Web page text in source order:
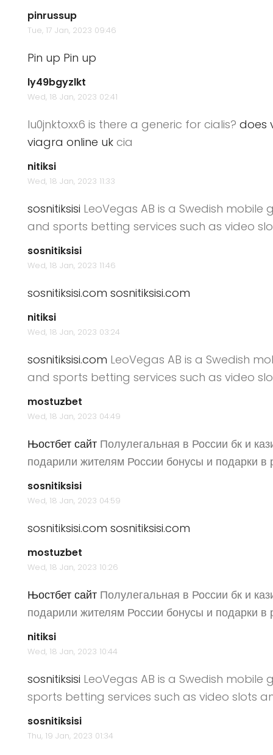
pinrussup
Tue, 17 Jan, 2023 09:46
Pin up Pin up
ly49bgyzlkt
Wed, 18 Jan, 2023 02:41
lu0jnktoxx6 is there a generic for cialis? does
viagra online uk cia
nitiksi
Wed, 18 Jan, 2023 11:33
sosnitiksisi LeoVegas AB is a Swedish
and sports betting services such as video
sosnitiksisi
Wed, 18 Jan, 2023 11:46
sosnitiksisi.com sosnitiksisi.com
nitiksi
Wed, 18 Jan, 2023 03:24
sosnitiksisi.com LeoVegas AB is a Swedish
and sports betting services such as video
mostuzbet
Wed, 18 Jan, 2023 04:49
Њостбет сайт Полулегальная в России бк и
подарили жителям России бонусы и подарки
sosnitiksisi
Wed, 18 Jan, 2023 04:59
sosnitiksisi.com sosnitiksisi.com
mostuzbet
Wed, 18 Jan, 2023 10:26
Њостбет сайт Полулегальная в России бк и
подарили жителям России бонусы и подарки
nitiksi
Wed, 18 Jan, 2023 10:44
sosnitiksisi LeoVegas AB is a Swedish
sports betting services such as video slots
sosnitiksisi
Thu, 19 Jan, 2023 01:34